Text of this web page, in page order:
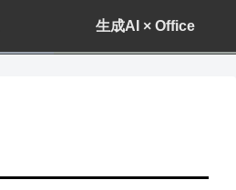
生成AI × Office